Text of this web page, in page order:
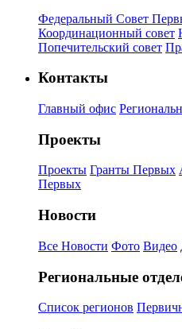
Федеральный Совет
Координационный совет
Попечительский совет
Контакты
Главный офис
Проекты
Проекты Гранты Первых
Первых
Новости
Все Новости Фото Видео
Региональные
Список регионов